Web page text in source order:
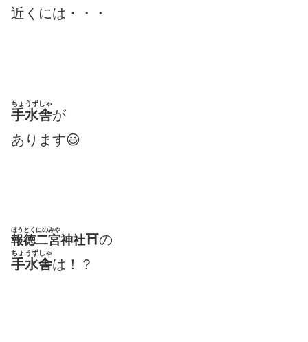
近くには・・・
手水舎
ちょうずしゃ
が
あります😃
報徳二宮
ほうとくにのみや
神社⛩の
手水舎
ちょうずしゃ
は！？